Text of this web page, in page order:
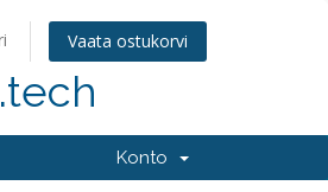
Vaata ostukorvi
Konto